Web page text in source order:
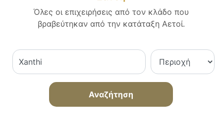
Όλες οι επιχειρήσεις από τον κλάδο που
βραβεύτηκαν από την κατάταξη Αετοί.
Αναζήτηση